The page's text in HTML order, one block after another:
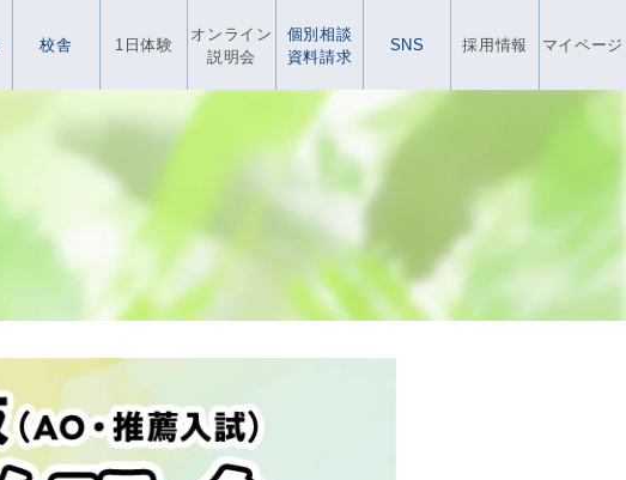
校舎 1日体験
オンライン
説明会
個別相談
資料請求
SNS 採用情報 マイページ